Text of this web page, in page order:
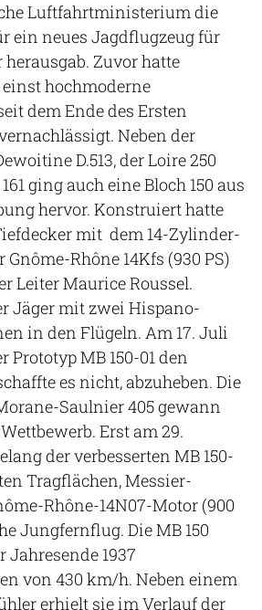
Luftfahrtministerium die
ein neues Jagdflugzeug für
herausgab. Zuvor hatte
hochmoderne
dem Ende des Ersten
Neben der
D.513, der Loire 250
ging auch eine Bloch 150 aus
hervor. Konstruiert hatte
mit dem 14-Zylinder-
Rhône 14Kfs (930 PS)
Leiter Maurice Roussel.
Jäger mit zwei Hispano-
in den Flügeln. Am 17. Juli
Prototyp MB 150-01 den
es nicht, abzuheben. Die
Saulnier 405 gewann
Erst am 29.
der verbesserten MB 150-
Tragflächen, Messier-
Rhône-14N07-Motor (900
Jungfernflug. Die MB 150
Jahresende 1937
von 430 km/h. Neben einem
erhielt sie im Verlauf der